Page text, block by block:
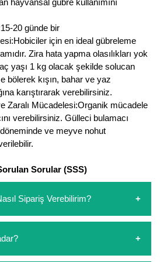
hayvansal gübre kullanımını
20 günde bir
için en ideal gübreleme
Zira hata yapma olasılıkları yok
yaşı 1 kg olacak şekilde solucan
bölerek kışın, bahar ve yaz
karıştırarak verebilirsiniz.
Zaralı Mücadelesi:Organik mücadele
verebilirsiniz. Gülleci bulamacı
ve meyve nohut
Sorular (SSS)
Sipariş Verebilirim?
bizi arayarak veya
bizlere isteklerinizi yazarak sipariş